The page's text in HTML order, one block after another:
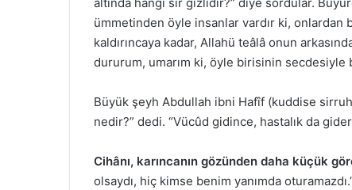
ümmetinden öyle insanlar vardır ki, onlardan
kaldırıncaya kadar, Allahü teâlâ onun
dururum, umarım ki, öyle birisinin secdesiyle
Büyük şeyh Abdullah ibni Hafîf (kuddise
nedir?” dedi. “Vücûd gidince, hastalık da
Cihânı, karıncanın gözünden daha küçük
olsaydı, hiç kimse benim yanımda